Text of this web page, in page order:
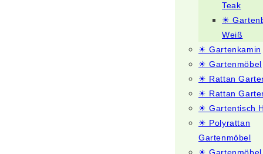
Teak
☀
Weiß
☀ Gartenkamin
☀ Gartenmöbel
☀ Rattan
☀ Rattan
☀ Gartentisch
☀ Polyrattan
Gartenmöbel